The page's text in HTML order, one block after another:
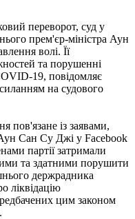
переворот, суд у
прем'єр-міністра Аун
волі. Її
та порушенні
19, повідомляє
на судового
пов'язане із заявами,
Аун Сан Су Джі у Facebook
партії затримали
та здатними порушити
держрадника
ліквідацію
цим законом